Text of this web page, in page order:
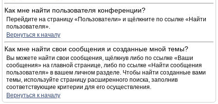
Как мне найти пользователя конференции?
Перейдите на страницу «Пользователи» и щёлкните по ссылке «Найти
пользователя».
Вернуться к началу
Как мне найти свои сообщения и созданные мной темы?
Вы можете найти свои сообщения, щёлкнув либо по ссылке «Ваши
сообщения» на главной странице, либо по ссылке «Найти сообщения
пользователя» в вашем личном разделе. Чтобы найти созданные вами
темы, используйте страницу расширенного поиска, заполнив
соответствующие критерии для его осуществления.
Вернуться к началу